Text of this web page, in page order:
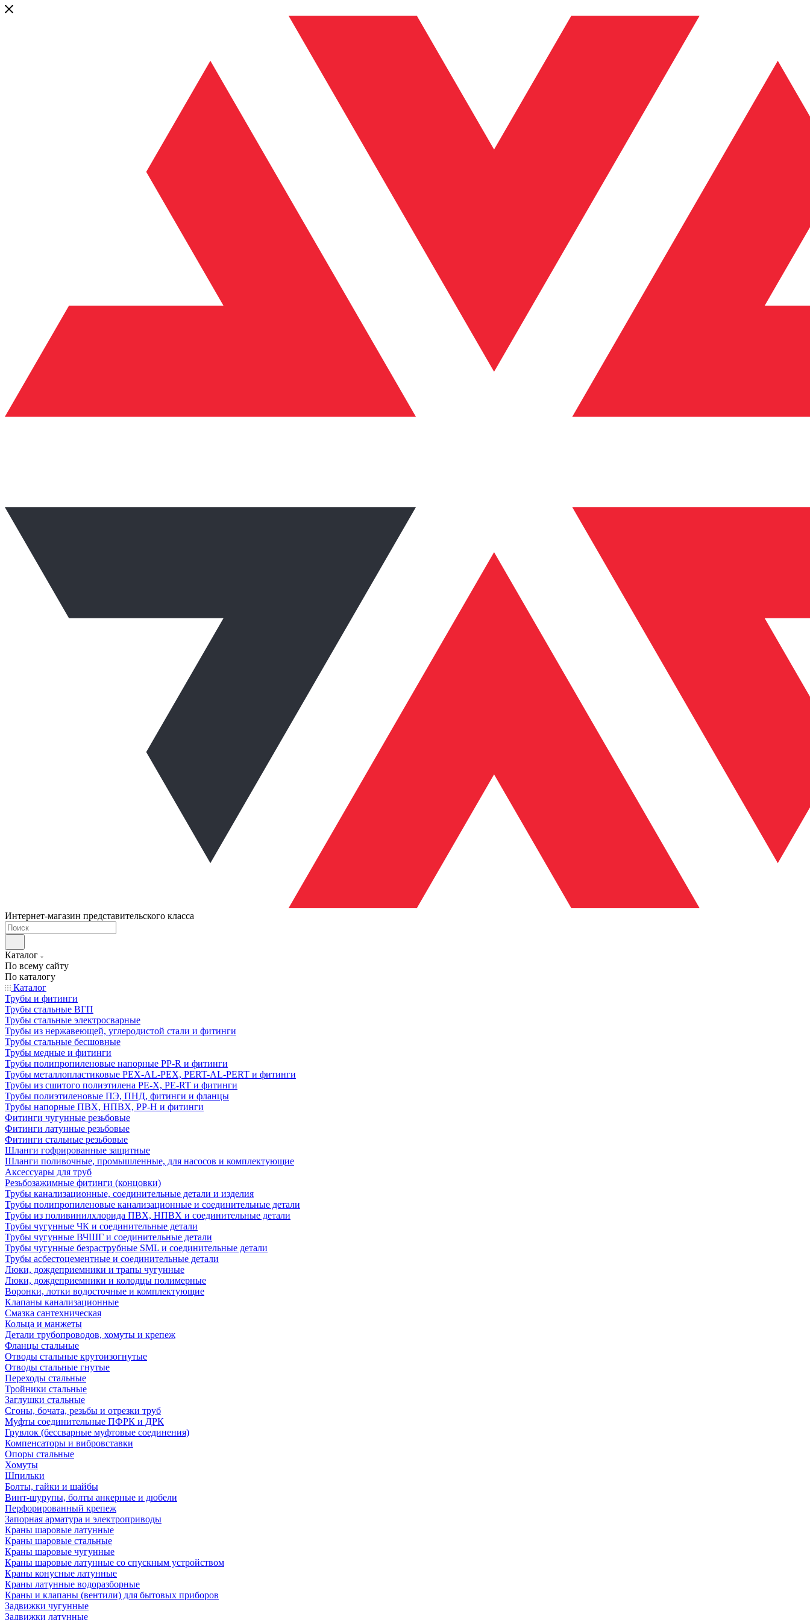
Интернет-магазин представительского класса
Каталог
По всему сайту
По каталогу
Каталог
Трубы и фитинги
Трубы стальные ВГП
Трубы стальные электросварные
Трубы из нержавеющей, углеродистой стали и фитинги
Трубы стальные бесшовные
Трубы медные и фитинги
Трубы полипропиленовые напорные PP-R и фитинги
Трубы металлопластиковые PEX-AL-PEX, PERT-AL-PERT и фитинги
Трубы из сшитого полиэтилена PE-X, PE-RT и фитинги
Трубы полиэтиленовые ПЭ, ПНД, фитинги и фланцы
Трубы напорные ПВХ, НПВХ, PP-H и фитинги
Фитинги чугунные резьбовые
Фитинги латунные резьбовые
Фитинги стальные резьбовые
Шланги гофрированные защитные
Шланги поливочные, промышленные, для насосов и комплектующие
Аксессуары для труб
Резьбозажимные фитинги (концовки)
Трубы канализационные, соединительные детали и изделия
Трубы полипропиленовые канализационные и соединительные детали
Трубы из поливинилхлорида ПВХ, НПВХ и соединительные детали
Трубы чугунные ЧК и соединительные детали
Трубы чугунные ВЧШГ и соединительные детали
Трубы чугунные безраструбные SML и соединительные детали
Трубы асбестоцементные и соединительные детали
Люки, дождеприемники и трапы чугунные
Люки, дождеприемники и колодцы полимерные
Воронки, лотки водосточные и комплектующие
Клапаны канализационные
Смазка сантехническая
Кольца и манжеты
Детали трубопроводов, хомуты и крепеж
Фланцы стальные
Отводы стальные крутоизогнутые
Отводы стальные гнутые
Переходы стальные
Тройники стальные
Заглушки стальные
Сгоны, бочата, резьбы и отрезки труб
Муфты соединительные ПФРК и ДРК
Грувлок (бессварные муфтовые соединения)
Компенсаторы и вибровставки
Опоры стальные
Хомуты
Шпильки
Болты, гайки и шайбы
Винт-шурупы, болты анкерные и дюбели
Перфорированный крепеж
Запорная арматура и электроприводы
Краны шаровые латунные
Краны шаровые стальные
Краны шаровые чугунные
Краны шаровые латунные со спускным устройством
Краны конусные латунные
Краны латунные водоразборные
Краны и клапаны (вентили) для бытовых приборов
Задвижки чугунные
Задвижки латунные